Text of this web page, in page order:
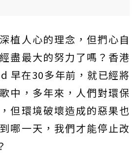
植人心的理念，但捫心自
盡最大的努力了嗎？香港
早在30多年前，就已經將
中，多年來，人們對環保
但環境破壞造成的惡果也
哪一天，我們才能停止改